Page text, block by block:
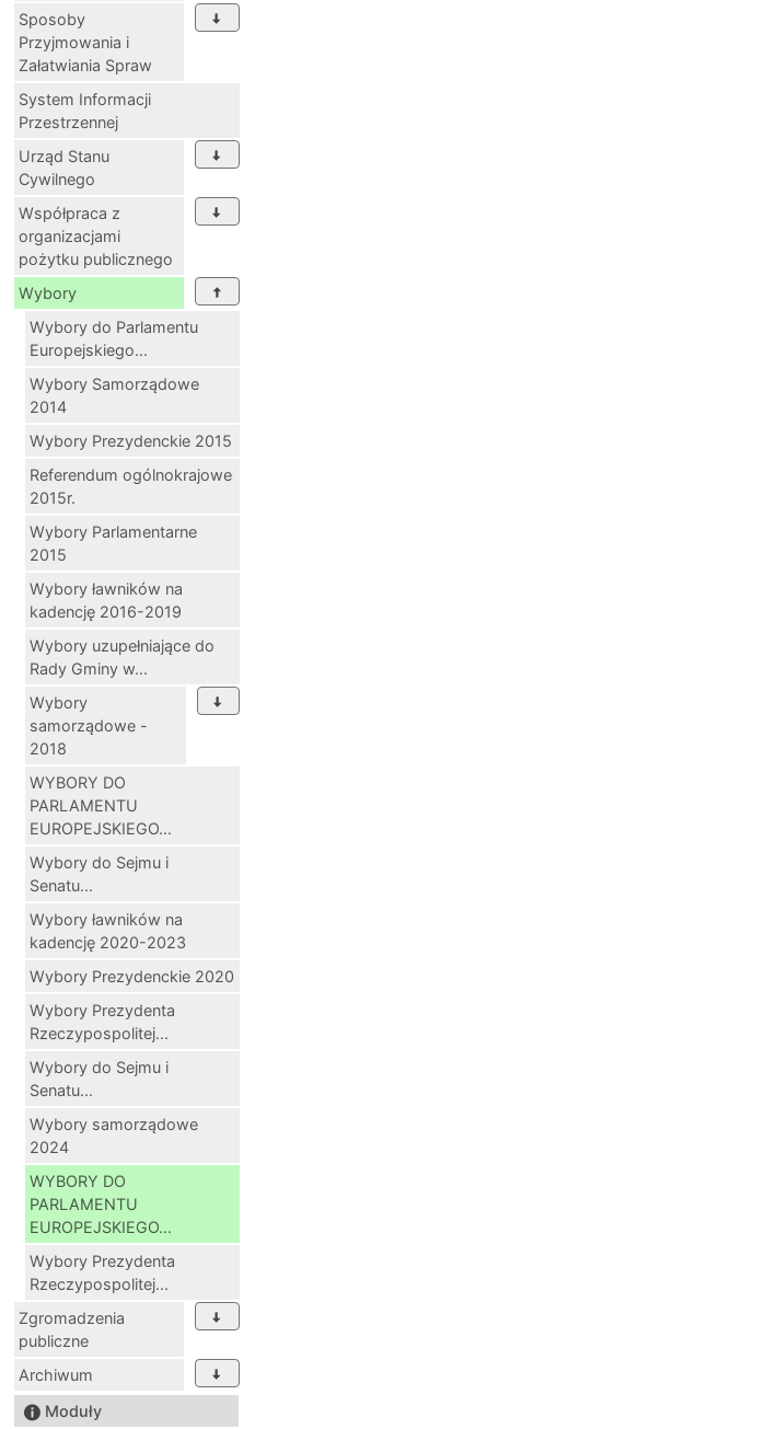
Sposoby
Przyjmowania i
Załatwiania Spraw
System Informacji
Przestrzennej
Urząd Stanu
Cywilnego
Współpraca z
organizacjami
pożytku publicznego
Wybory
Wybory do Parlamentu
Europejskiego...
Wybory Samorządowe
2014
Wybory Prezydenckie 2015
Referendum ogólnokrajowe
2015r.
Wybory Parlamentarne
2015
Wybory ławników na
kadencję 2016-2019
Wybory uzupełniające do
Rady Gminy w...
Wybory
samorządowe -
2018
WYBORY DO
PARLAMENTU
EUROPEJSKIEGO...
Wybory do Sejmu i
Senatu...
Wybory ławników na
kadencję 2020-2023
Wybory Prezydenckie 2020
Wybory Prezydenta
Rzeczypospolitej...
Wybory do Sejmu i
Senatu...
Wybory samorządowe
2024
WYBORY DO
PARLAMENTU
EUROPEJSKIEGO...
Wybory Prezydenta
Rzeczypospolitej...
Zgromadzenia
publiczne
Archiwum
Moduły